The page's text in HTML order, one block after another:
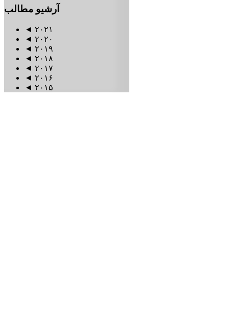
آرشیو مطالب
◄ ۲۰۲۱
◄ ۲۰۲۰
◄ ۲۰۱۹
◄ ۲۰۱۸
◄ ۲۰۱۷
◄ ۲۰۱۶
◄ ۲۰۱۵